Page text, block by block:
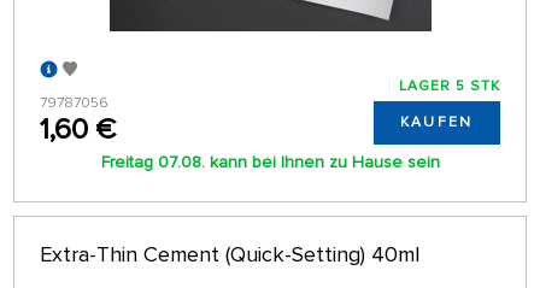
79787056
1,60 €
LAGER 5 STK
KAUFEN
Freitag 07.08. kann bei Ihnen zu Hause sein
Extra-Thin Cement (Quick-Setting) 40ml